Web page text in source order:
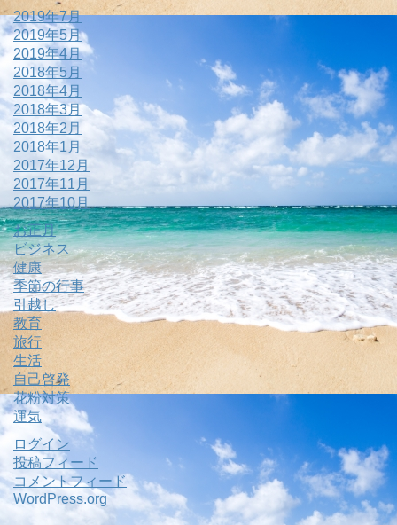
2019年7月
2019年5月
2019年4月
2018年5月
2018年4月
2018年3月
2018年2月
2018年1月
2017年12月
2017年11月
2017年10月
お正月
ビジネス
健康
季節の行事
引越し
教育
旅行
生活
自己啓発
花粉対策
運気
ログイン
投稿フィード
コメントフィード
WordPress.org